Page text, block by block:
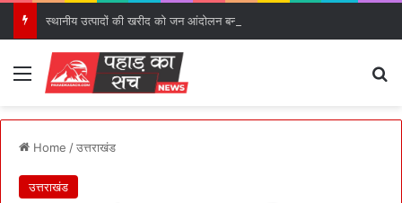
Menu
Home /उत्तराखंड
उत्तराखंड